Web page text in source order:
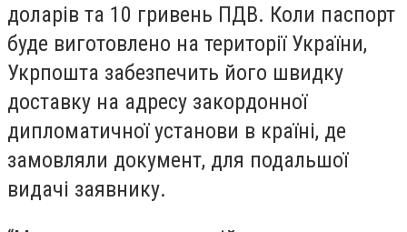
доларів та 10 гривень ПДВ. Коли паспорт
буде виготовлено на території України,
Укрпошта забезпечить його швидку
доставку на адресу закордонної
дипломатичної установи в країні, де
замовляли документ, для подальшої
видачі заявнику.